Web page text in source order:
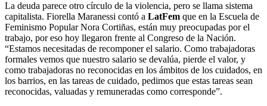
La deuda parece otro círculo de la violencia, pero se llama sistema
capitalista. Fiorella Maranessi contó a LatFem que en la Escuela de
Feminismo Popular Nora Cortiñas, están muy preocupadas por el
trabajo, por eso hoy llegaron frente al Congreso de la Nación.
“Estamos necesitadas de recomponer el salario. Como trabajadoras
formales vemos que nuestro salario se devalúa, pierde el valor, y
como trabajadoras no reconocidas en los ámbitos de los cuidados, en
los barrios, en las tareas de cuidado, pedimos que estas tareas sean
reconocidas, valuadas y remuneradas como corresponde”.